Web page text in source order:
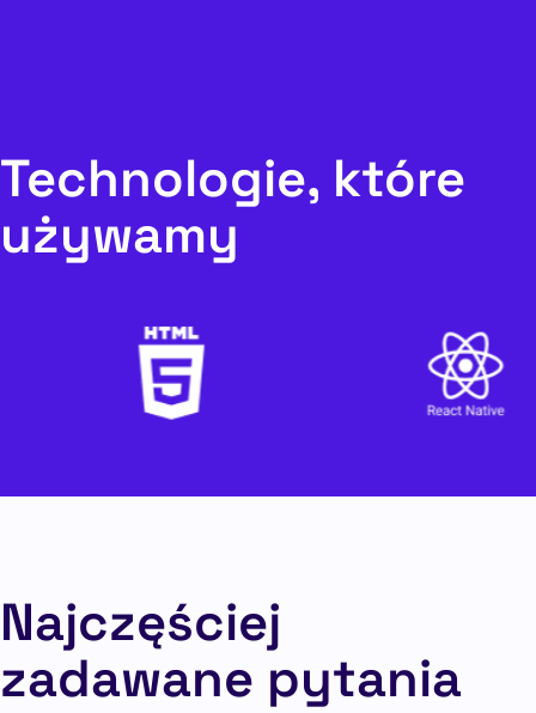
Technologie, które
używamy
Najczęściej
zadawane pytania